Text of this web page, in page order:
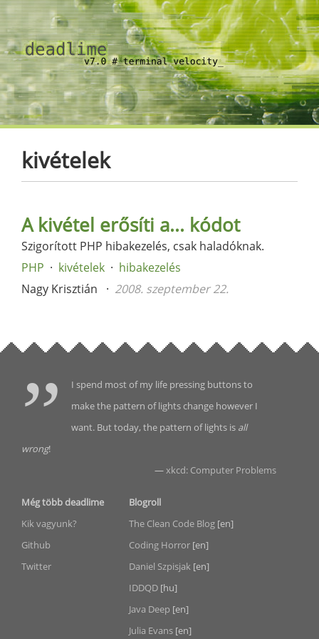
kivételek
A kivétel erősíti a... kódot
Szigorított PHP hibakezelés, csak haladóknak.
PHP
kivételek
hibakezelés
Nagy Krisztián
2008. szeptember 22.
I spend most of my life pressing buttons to
make the pattern of lights change however I
want. But today, the pattern of lights is all
wrong!
—xkcd: Computer Problems
Még több deadlime
Kik vagyunk?
Github
Twitter
Blogroll
The Clean Code Blog [en]
Coding Horror [en]
Daniel Szpisjak [en]
IDDQD [hu]
Java Deep [en]
Julia Evans [en]